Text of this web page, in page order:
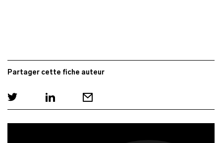
Partager cette fiche auteur